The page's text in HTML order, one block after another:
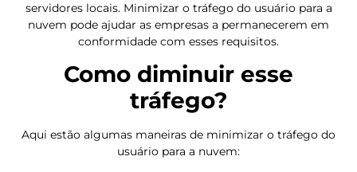
servidores locais. Minimizar o tráfego do usuário para a
nuvem pode ajudar as empresas a permanecerem em
conformidade com esses requisitos.
Como diminuir esse
tráfego?
Aqui estão algumas maneiras de minimizar o tráfego do
usuário para a nuvem: